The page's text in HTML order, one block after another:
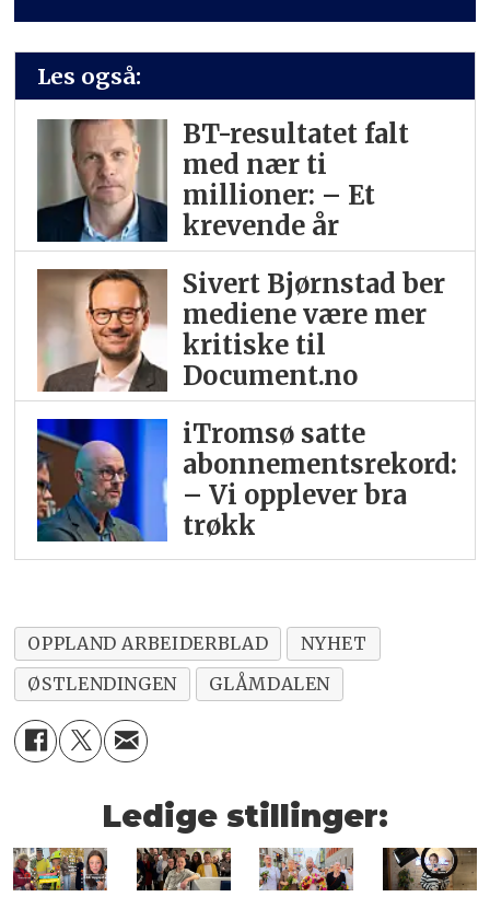
Les også:
BT-resultatet falt
med nær ti
millioner: – Et
krevende år
Sivert Bjørnstad ber
mediene være mer
kritiske til
Document.no
iTromsø satte
abonnementsrekord:
– Vi opplever bra
trøkk
OPPLAND ARBEIDERBLAD
NYHET
ØSTLENDINGEN
GLÅMDALEN
Ledige stillinger: